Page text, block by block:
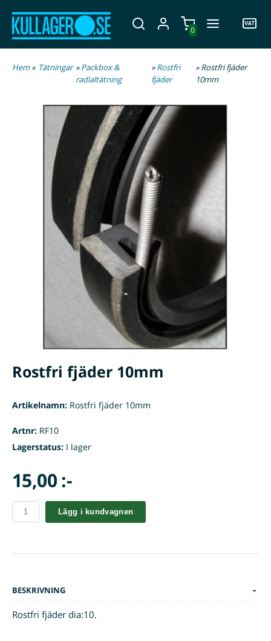
0
Hem» Tätningar »Packbox &
radialtätning
»Rostfri
fjäder
» Rostfri fjäder
10mm
Rostfri fjäder 10mm
Artikelnamn: Rostfri fjäder 10mm
Artnr: RF10
Lagerstatus: I lager
15,00 :-
Lägg i kundvagnen
BESKRIVNING
Rostfri fjäder dia:10.